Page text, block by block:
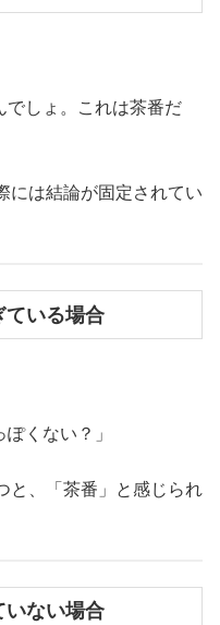
でしょ。これは茶番だ
には結論が固定されてい
ている場合
くない？」
と、「茶番」と感じられ
いない場合